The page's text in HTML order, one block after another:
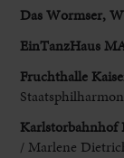
Das Wormser,
EinTanzHaus
Fruchthalle
Karlstorbahnhof
/ Marlene